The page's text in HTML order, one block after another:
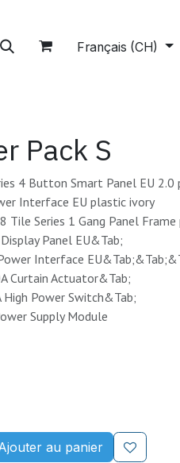
A propos
Français (CH)
Pack S
4 Button Smart Panel EU 2.0
Interface EU plastic ivory
Tile Series 1 Gang Panel
Panel EU&Tab;
Interface
Curtain Actuator&Tab;
Power Switch&Tab;
Supply Module
au panier